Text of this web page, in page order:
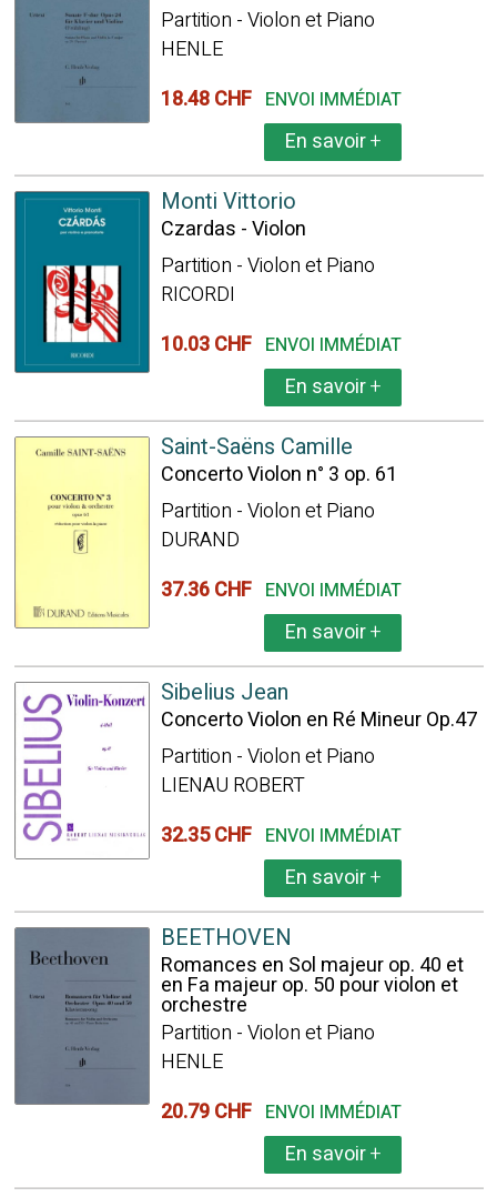
Partition - Violon et Piano
HENLE
18.48 CHF ENVOI IMMÉDIAT
En savoir+
Monti Vittorio
Czardas - Violon
Partition - Violon et Piano
RICORDI
10.03 CHF ENVOI IMMÉDIAT
En savoir+
Saint-Saëns Camille
Concerto Violon n° 3 op. 61
Partition - Violon et Piano
DURAND
37.36 CHF ENVOI IMMÉDIAT
En savoir+
Sibelius Jean
Concerto Violon en Ré Mineur Op.47
Partition - Violon et Piano
LIENAU ROBERT
32.35 CHF ENVOI IMMÉDIAT
En savoir+
BEETHOVEN
Romances en Sol majeur op. 40 et
en Fa majeur op. 50 pour violon et
orchestre
Partition - Violon et Piano
HENLE
20.79 CHF ENVOI IMMÉDIAT
En savoir+